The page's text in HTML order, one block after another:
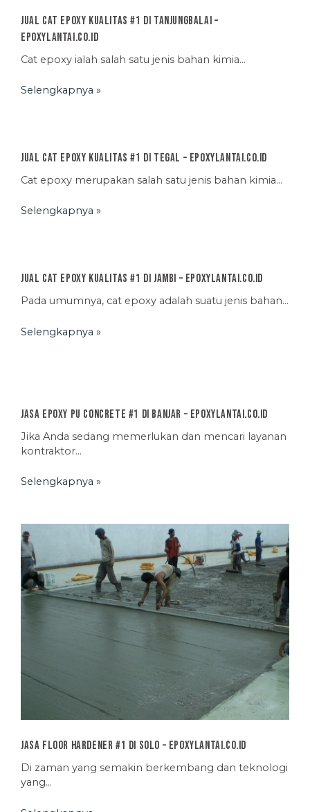
Jual Cat Epoxy Kualitas #1 di Tanjungbalai –
EpoxyLantai.co.id
Cat epoxy ialah salah satu jenis bahan kimia…
Selengkapnya »
Jual Cat Epoxy Kualitas #1 di Tegal – EpoxyLantai.co.id
Cat epoxy merupakan salah satu jenis bahan kimia…
Selengkapnya »
Jual Cat Epoxy Kualitas #1 di Jambi – EpoxyLantai.co.id
Pada umumnya, cat epoxy adalah suatu jenis bahan…
Selengkapnya »
Jasa Epoxy PU Concrete #1 di Banjar – EpoxyLantai.co.id
Jika Anda sedang memerlukan dan mencari layanan
kontraktor…
Selengkapnya »
Jasa Floor Hardener #1 di Solo – EpoxyLantai.co.id
Di zaman yang semakin berkembang dan teknologi
yang…